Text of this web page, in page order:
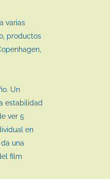
varias
productos
Un
estabilidad
ver 5
en
una
film